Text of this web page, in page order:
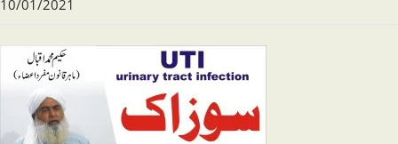
10/01/2021